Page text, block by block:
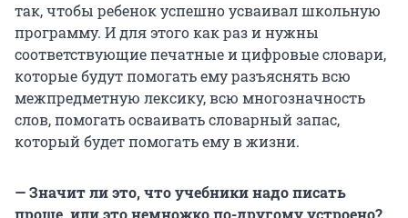
так, чтобы ребенок успешно усваивал школьную
программу. И для этого как раз и нужны
соответствующие печатные и цифровые словари,
которые будут помогать ему разъяснять всю
межпредметную лексику, всю многозначность
слов, помогать осваивать словарный запас,
который будет помогать ему в жизни.
— Значит ли это, что учебники надо писать